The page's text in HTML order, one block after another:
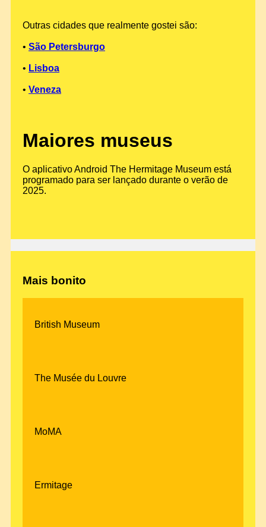
Outras cidades que realmente gostei são:
• São Petersburgo
• Lisboa
• Veneza
Maiores museus
O aplicativo Android The Hermitage Museum está
programado para ser lançado durante o verão de
2025.
Mais bonito
British Museum
The Musée du Louvre
MoMA
Ermitage